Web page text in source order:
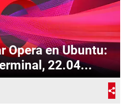
Opera en Ubuntu:
22.04...